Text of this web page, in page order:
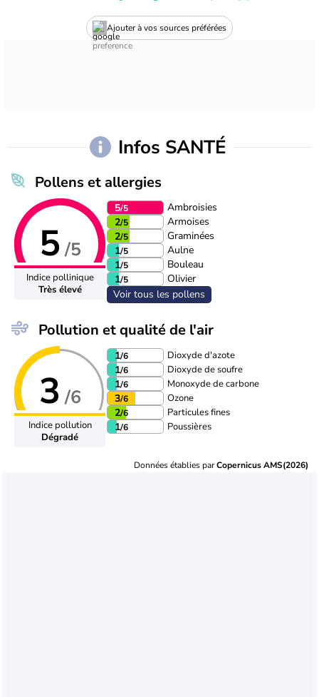
Ajouter à vos sources préférées
Infos SANTÉ
Pollens et allergies
5 /5
Indice pollinique
Très élevé
5/5
Ambroisies
2/5
Armoises
2/5
Graminées
1/5
Aulne
1/5
Bouleau
1/5
Olivier
Voir tous les pollens
Pollution et qualité de l'air
3 /6
Indice pollution
Dégradé
1/6 Dioxyde d'azote
1/6 Dioxyde de soufre
1/6 Monoxyde de carbone
3/6 Ozone
2/6 Particules fines
1/6 Poussières
Données établies parCopernicus AMS(2026)